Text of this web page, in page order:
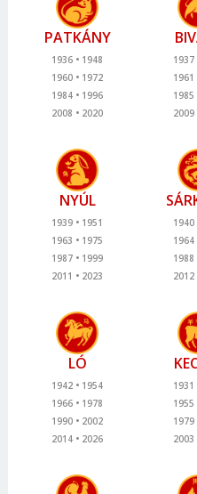
PATKÁNY
1936
1948
1960
1972
1984
1996
2008
2020
1937
1961
1985
2009
NYÚL
1939
1951
1963
1975
1987
1999
2011
2023
1940
1964
1988
2012
LÓ
1942
1954
1966
1978
1990
2002
2014
2026
1931
1955
1979
2003